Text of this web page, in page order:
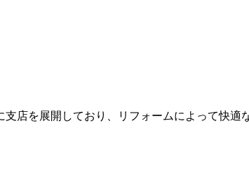
店を展開しており、リフォームによって快